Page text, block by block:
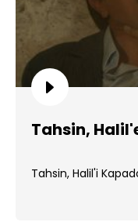
Tahsin,
Tahsin, Halil'i